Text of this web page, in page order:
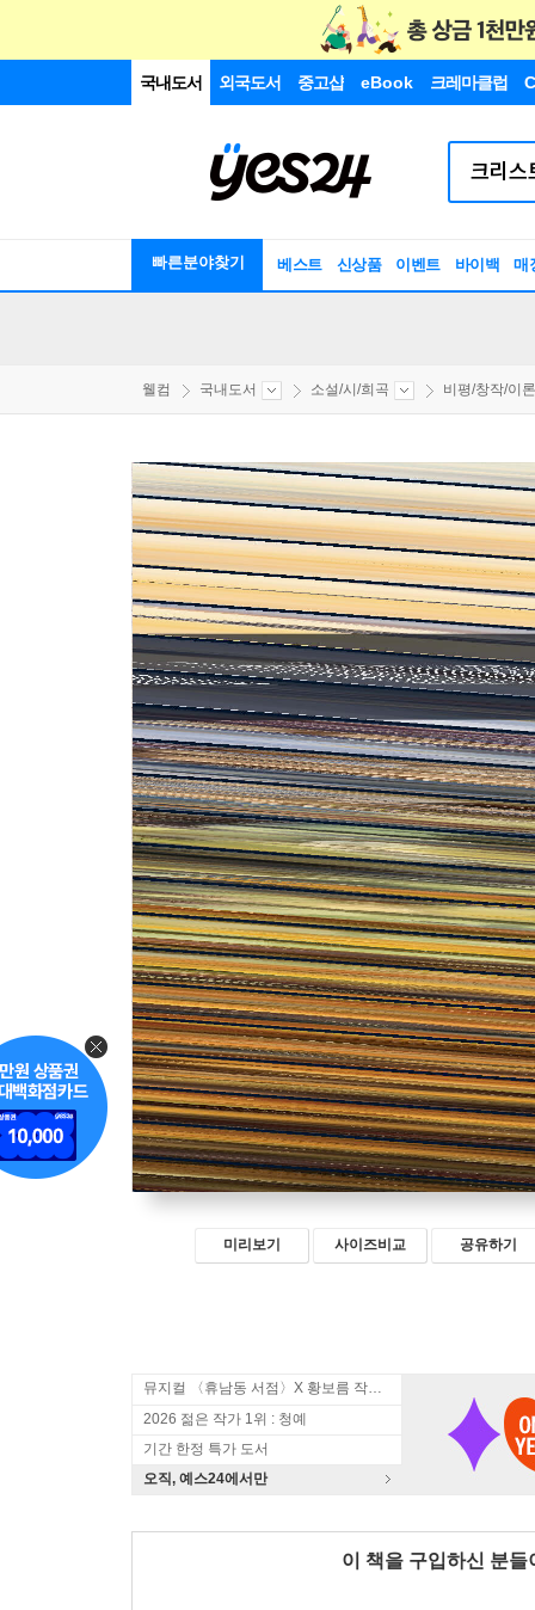
국내도서 외국도서 중고샵 eBook 크레마클럽
빠른분야찾기 베스트 신상품 이벤트 바이백 매
웰컴 국내도서 소설/시/희곡 비평/창작/이론
미리보기 사이즈비교 공유하기
뮤지컬 〈휴남동 서점〉X 황보름 작가 북토크
2026 젊은 작가 1위 : 청예
기간 한정 특가 도서
오직, 예스24에서만
이 책을 구입하신 분